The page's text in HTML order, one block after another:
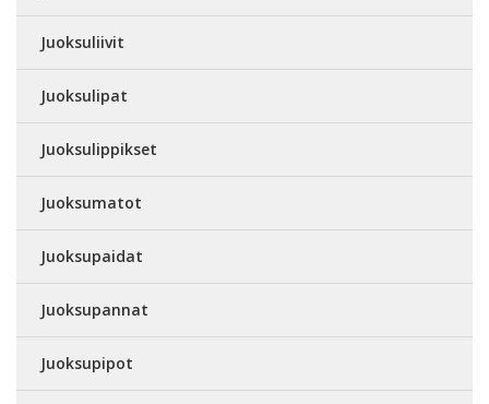
Juoksuliivit
Juoksulipat
Juoksulippikset
Juoksumatot
Juoksupaidat
Juoksupannat
Juoksupipot